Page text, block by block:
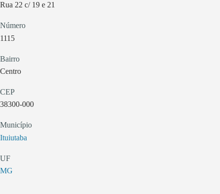
Rua 22 c/ 19 e 21
Número
1115
Bairro
Centro
CEP
38300-000
Município
Ituiutaba
UF
MG